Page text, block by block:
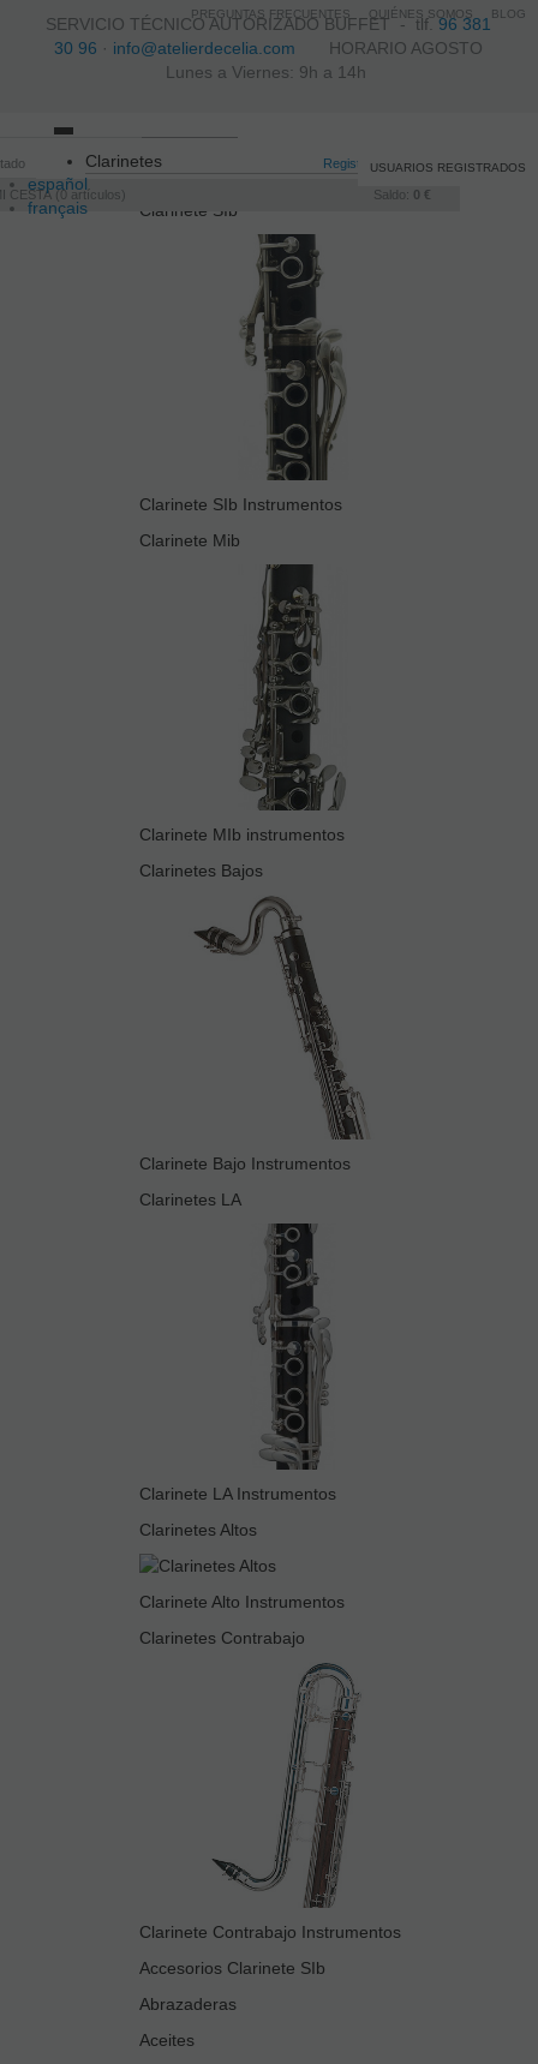
SERVICIO TÉCNICO AUTORIZADO BUFFET -tlf.96 381
30 96 · info@atelierdecelia.com HORARIO AGOSTO
Lunes a Viernes: 9h a 14h
español
français
Registro /Iniciar sesión
CESTA 0 artículos Saldo: 0 €
USUARIOS REGISTRADOS
navigation
Clarinetes
Clarinete SIb
Clarinete SIb Instrumentos
Clarinete Mib
Clarinete MIb instrumentos
Clarinetes Bajos
Clarinete Bajo Instrumentos
Clarinetes LA
Clarinete LA Instrumentos
Clarinetes Altos
Clarinete Alto Instrumentos
Clarinetes Contrabajo
Clarinete Contrabajo Instrumentos
Accesorios Clarinete SIb
Abrazaderas
Aceites
PREGUNTAS FRECUENTES QUIÉNES SOMOS BLOG